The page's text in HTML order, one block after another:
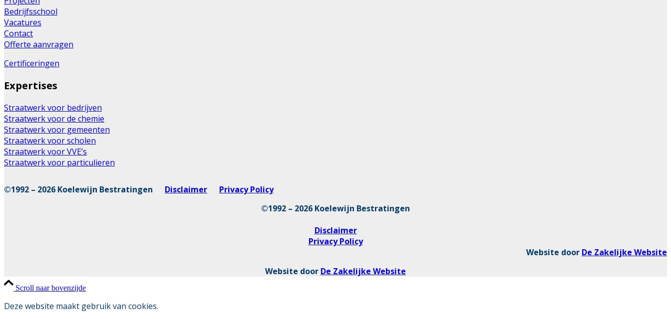
Bedrijfsschool
Vacatures
Contact
Offerte aanvragen
Certificeringen
Expertises
Straatwerk voor bedrijven
Straatwerk voor de chemie
Straatwerk voor gemeenten
Straatwerk voor scholen
Straatwerk voor VVE’s
Straatwerk voor particulieren
©1992 – 2026 Koelewijn Bestratingen Disclaimer
Privacy Policy
©1992 – 2026 Koelewijn Bestratingen
Disclaimer
Privacy Policy
Website door De Zakelijke Website
Website door De Zakelijke Website
Scroll naar bovenzijde
Deze website maakt gebruik van cookies.